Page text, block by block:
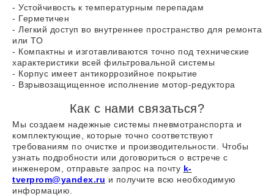
- Устойчивость к температурным перепадам
- Герметичен
- Легкий доступ во внутреннее пространство для ремонта
или ТО
- Компактны и изготавливаются точно под технические
характеристики всей фильтровальной системы
- Корпус имеет антикоррозийное покрытие
- Взрывозащищенное исполнение мотор-редуктора
Как с нами связаться?
Мы создаем надежные системы пневмотранспорта и
комплектующие, которые точно соответствуют
требованиям по очистке и производительности. Чтобы
узнать подробности или договориться о встрече с
инженером, отправьте запрос на почту k-
tverprom@yandex.ru и получите всю необходимую
информацию.